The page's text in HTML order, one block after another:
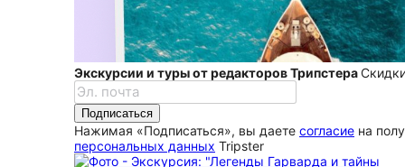
Экскурсии и туры от редакторов Трипстера
Подписаться
Нажимая «Подписаться», вы даете согласие на
персональных данных Tripster